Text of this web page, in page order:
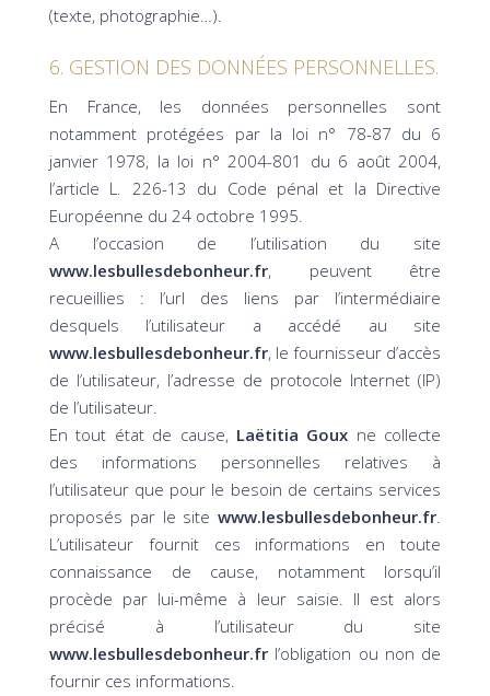
(texte, photographie…).
6. GESTION DES DONNÉES PERSONNELLES.
En France, les données personnelles sont
notamment protégées par la loi n° 78-87 du 6
janvier 1978, la loi n° 2004-801 du 6 août 2004,
l’article L. 226-13 du Code pénal et la Directive
Européenne du 24 octobre 1995.
A l’occasion de l’utilisation du site
www.lesbullesdebonheur.fr, peuvent être
recueillies : l’url des liens par l’intermédiaire
desquels l’utilisateur a accédé au site
www.lesbullesdebonheur.fr, le fournisseur d’accès
de l’utilisateur, l’adresse de protocole Internet (IP)
de l’utilisateur.
En tout état de cause, Laëtitia Goux ne collecte
des informations personnelles relatives à
l’utilisateur que pour le besoin de certains services
proposés par le site www.lesbullesdebonheur.fr.
L’utilisateur fournit ces informations en toute
connaissance de cause, notamment lorsqu’il
procède par lui-même à leur saisie. Il est alors
précisé à l’utilisateur du site
www.lesbullesdebonheur.fr l’obligation ou non de
fournir ces informations.